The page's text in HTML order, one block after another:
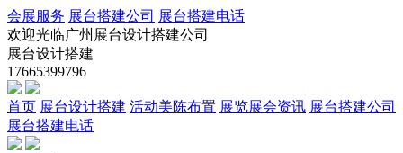
会展服务 展台搭建公司 展台搭建电话
欢迎光临广州展台设计搭建公司
展台设计搭建
17665399796
首页 展台设计搭建 活动美陈布置 展览展会资讯 展台搭建公司
展台搭建电话